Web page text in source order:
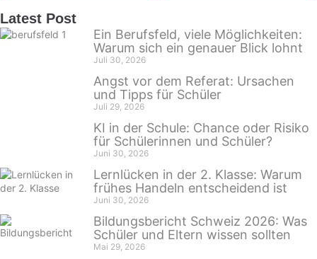
Latest Post
Ein Berufsfeld, viele Möglichkeiten:
Warum sich ein genauer Blick lohnt
Juli 30, 2026
Angst vor dem Referat: Ursachen
und Tipps für Schüler
Juli 29, 2026
KI in der Schule: Chance oder Risiko
für Schülerinnen und Schüler?
Juni 30, 2026
Lernlücken in der 2. Klasse: Warum
frühes Handeln entscheidend ist
Juni 30, 2026
Bildungsbericht Schweiz 2026: Was
Schüler und Eltern wissen sollten
Mai 29, 2026